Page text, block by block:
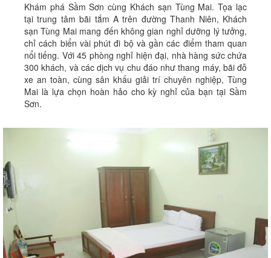
Khám phá Sầm Sơn cùng Khách sạn Tùng Mai. Tọa lạc
tại trung tâm bãi tắm A trên đường Thanh Niên, Khách
sạn Tùng Mai mang đến không gian nghỉ dưỡng lý tưởng,
chỉ cách biển vài phút đi bộ và gần các điểm tham quan
nổi tiếng. Với 45 phòng nghỉ hiện đại, nhà hàng sức chứa
300 khách, và các dịch vụ chu đáo như thang máy, bãi đỗ
xe an toàn, cùng sân khấu giải trí chuyên nghiệp, Tùng
Mai là lựa chọn hoàn hảo cho kỳ nghỉ của bạn tại Sầm
Sơn.